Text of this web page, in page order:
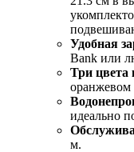
Удобная
Bank или
Три цвета
оранжевом
идеально
м.